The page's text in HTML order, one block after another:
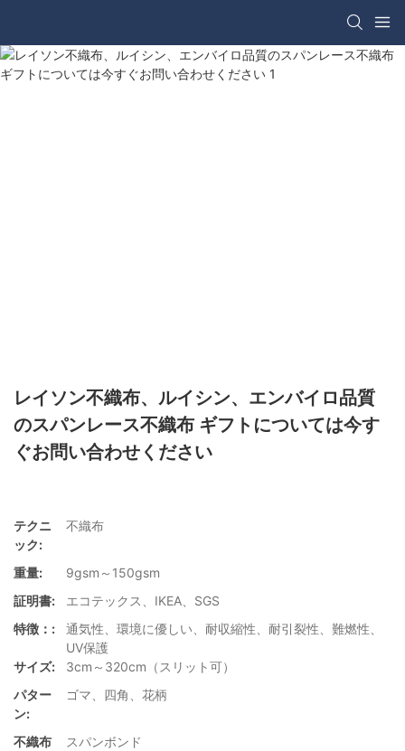
レイソン不織布、ルイシン、エンバイロ品質
のスパンレース不織布 ギフトについては今す
ぐお問い合わせください
テクニ
ック:
不織布
重量:
9gsm～150gsm
証明書:
エコテックス、IKEA、SGS
特徴：:
通気性、環境に優しい、耐収縮性、耐引裂性、難燃性、
UV保護
サイズ:
3cm～320cm（スリット可）
パター
ン:
ゴマ、四角、花柄
不織布
スパンボンド